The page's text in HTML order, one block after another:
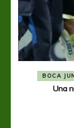
BOCA
Una